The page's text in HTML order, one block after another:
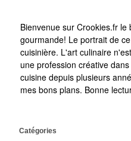
Bienvenue sur Crookies.fr
gourmande! Le portrait de
cuisinière. L'art culinaire
une profession créative
cuisine depuis plusieurs
mes bons plans. Bonne
Catégories